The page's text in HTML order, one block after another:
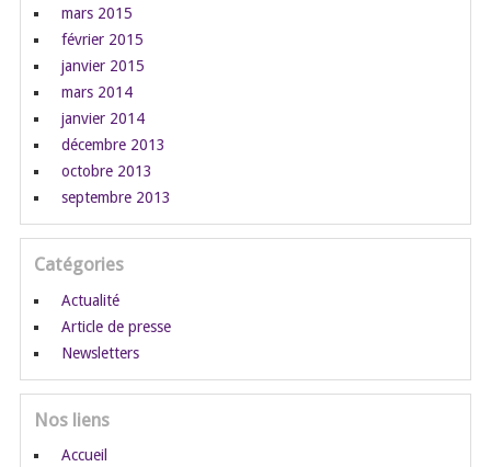
mars 2015
février 2015
janvier 2015
mars 2014
janvier 2014
décembre 2013
octobre 2013
septembre 2013
Catégories
Actualité
Article de presse
Newsletters
Nos liens
Accueil